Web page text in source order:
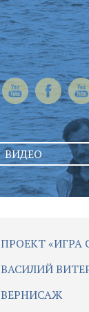
ВИДЕО
ПРОЕКТ «ИГРА
ВАСИЛИЙ
ВЕРНИСАЖ